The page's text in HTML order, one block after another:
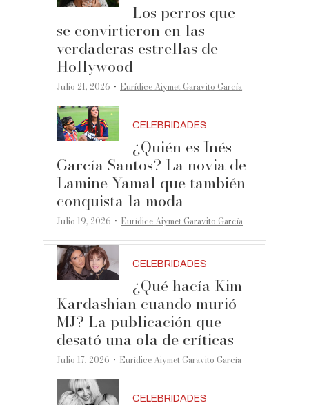
Los perros que
se convirtieron en las
verdaderas estrellas de
Hollywood
Julio 21, 2026 ·Eurídice Aiymet Garavito García
CELEBRIDADES
¿Quién es Inés
García Santos? La novia de
Lamine Yamal que también
conquista la moda
Julio 19, 2026 ·Eurídice Aiymet Garavito García
CELEBRIDADES
¿Qué hacía Kim
Kardashian cuando murió
MJ? La publicación que
desató una ola de críticas
Julio 17, 2026 ·Eurídice Aiymet Garavito García
CELEBRIDADES